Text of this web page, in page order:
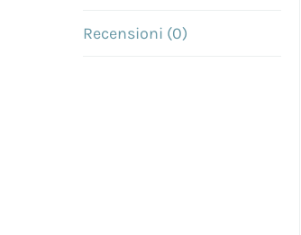
Recensioni (0)